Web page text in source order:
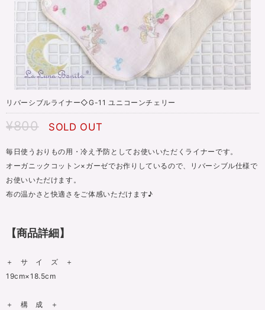
リバーシブルライナー◇G-11 ユニコーンチェリー
¥800 SOLD OUT
毎日使うおりもの用・冷え予防としてお使いいただくライナーです。
オーガニックコットン×ガーゼでお作りしているので、リバーシブル仕様で
お使いいただけます。
布の温かさと快適さをご体感いただけます♪
【商品詳細】
＋ サ イ ズ ＋
19cm×18.5cm
＋ 構 成 ＋